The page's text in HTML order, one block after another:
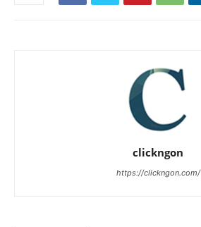
clickngon
https://clickngon.com/